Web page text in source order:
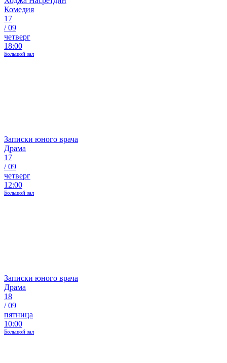
Комедия
17
/09
четверг
18:00
Большой зал
Записки юного врача
Драма
17
/09
четверг
12:00
Большой зал
Записки юного врача
Драма
18
/09
пятница
10:00
Большой зал